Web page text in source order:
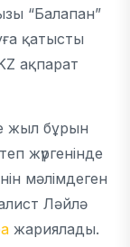
“Балапан”
қатысты
ақпарат
жыл бұрын
жүргенінде
мәлімдеген
Ләйлә
жариялады.